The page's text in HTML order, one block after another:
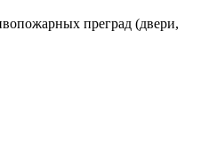
преград (двери,